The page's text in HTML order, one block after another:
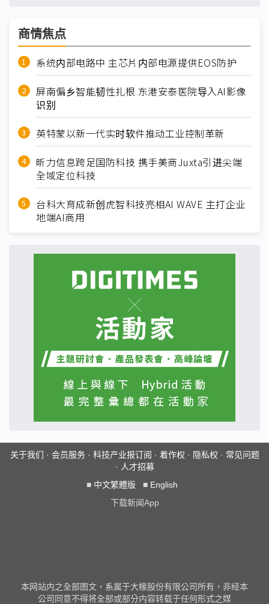
商情焦点
系统内部电路中 主芯片内部电源提供EOS防护
屏南偏乡智能韧性扎根 东港安泰医院导入AI影像
识别
英特蒙以新一代实时软件推动工业控制革新
昕力信息跨足国防科技 携手美商Juxta引进尖端
全域定位科技
台科大育成新创虎智科技亮相AI WAVE 主打企业
地端AI商用
关于我们 · 会员服务· 科技产业报订阅 · 着作权 · 隐私权 · 常见问题
· 人才招募
■ 中文繁體版 ■ English
下载新闻App
本网站内之全部图文，系属于大椽股份有限公司所有，非经本
公司同意不得将全部或部分内容转载于任何形式之媒